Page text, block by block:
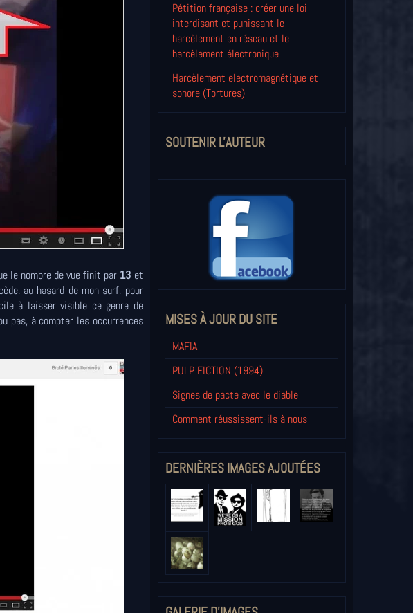
le nombre de vue finit par 13 et
au hasard de mon surf, pour
à laisser visible ce genre de
pas, à compter les occurrences
Pétition française : créer une loi
interdisant et punissant le
harcèlement en réseau et le
harcèlement électronique
Harcèlement electromagnétique et
sonore (Tortures)
SOUTENIR L'AUTEUR
MISES À JOUR DU SITE
MAFIA
PULP FICTION (1994)
Signes de pacte avec le diable
Comment réussissent-ils à nous
DERNIÈRES IMAGES AJOUTÉES